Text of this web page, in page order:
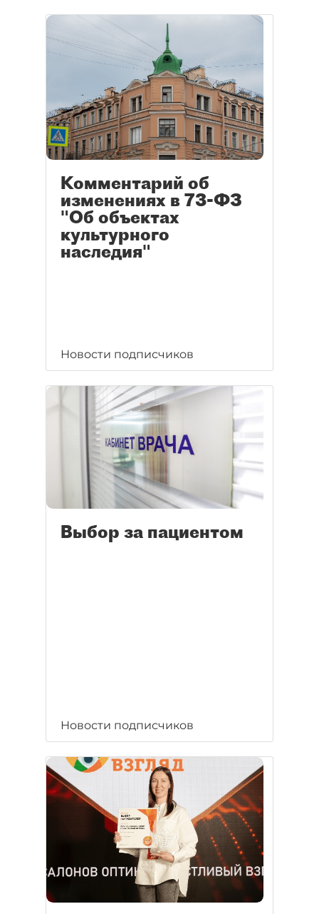
Комментарий об
изменениях в 73-ФЗ
"Об объектах
культурного
наследия"
Новости подписчиков
Выбор за пациентом
Новости подписчиков